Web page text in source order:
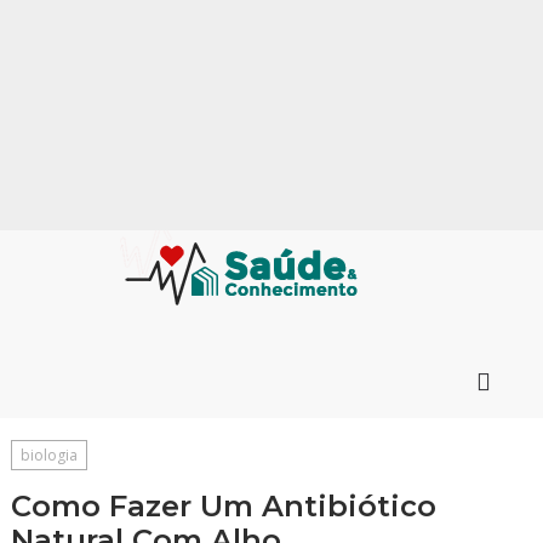
biologia
Como Fazer Um Antibiótico